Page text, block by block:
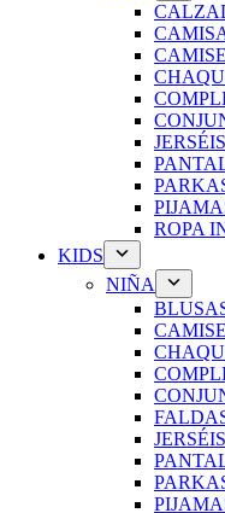
ROPA
KIDS
NIÑA